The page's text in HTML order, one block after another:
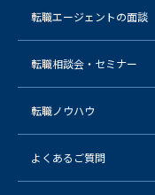
転職エージェントの面談
転職相談会・セミナー
転職ノウハウ
よくあるご質問